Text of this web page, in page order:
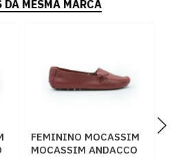
DA MESMA MARCA
FEMININO MOCASSIM
MOCASSIM ANDACCO